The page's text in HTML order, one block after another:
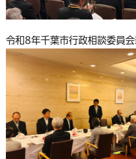
令和8年千葉市行政相談委員